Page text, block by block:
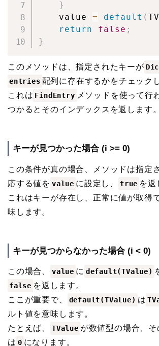
}
	value
= default (
return
false ;
}
このメソッドは、指定されたキーが
entries 配列に存在するかをチェック
これは FindEntry メソッドを使って行
つかるとそのインデックスを返します。
キーが見つかった場合 (i >= 0)
この条件が真の場合、メソッドは指定
応する値を value に設定し、 true を返
これはキーが存在し、正常に値が取得
味します。
キーが見つからなかった場合 (i < 0)
この場合、 value に default(TValue)
false を返します。
ここが重要で、
default(TValue) は
ルト値を意味します。
たとえば、
TValue が数値型の場合、
は 0 になります。